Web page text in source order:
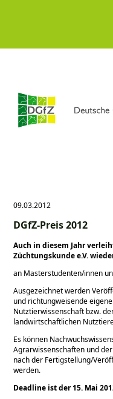
09.03.2012
DGfZ-Preis 2012
Auch in diesem Jahr
Züchtungskunde e.V.
an Masterstudenten/innen
Ausgezeichnet werden
und richtungweisende
Nutztierwissenschaft bzw.
landwirtschaftlichen
Es können
Agrarwissenschaften und
nach der Fertigstellung/
werden.
Deadline ist der 15. Mai